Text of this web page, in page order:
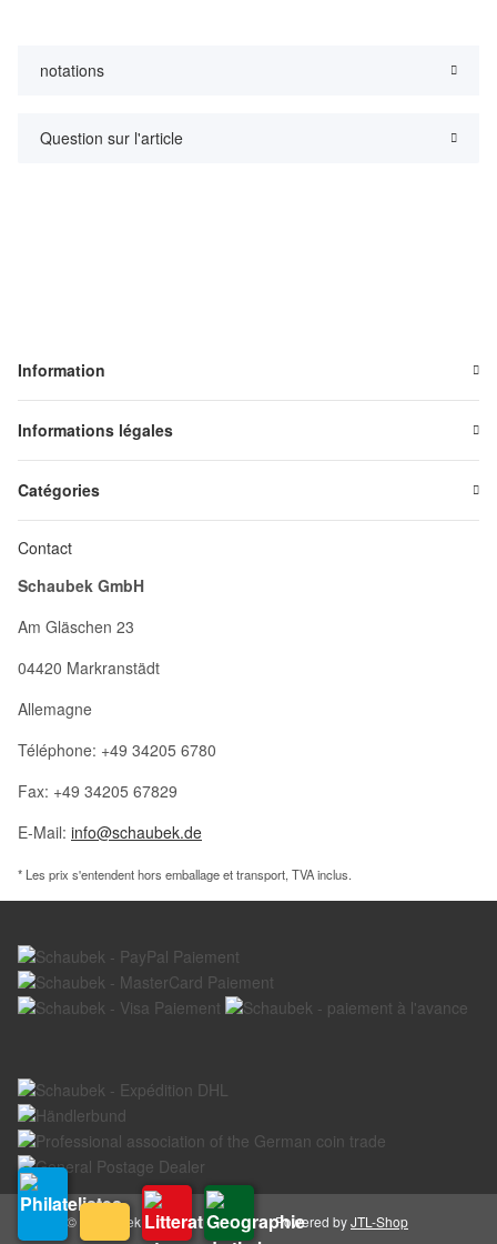
notations
Question sur l'article
Information
Informations légales
Catégories
Contact
Schaubek GmbH
Am Gläschen 23
04420 Markranstädt
Allemagne
Téléphone: +49 34205 6780
Fax: +49 34205 67829
E-Mail: info@schaubek.de
* Les prix s'entendent hors emballage et transport, TVA inclus.
© Schaubek GmbH Powered byJTL-Shop